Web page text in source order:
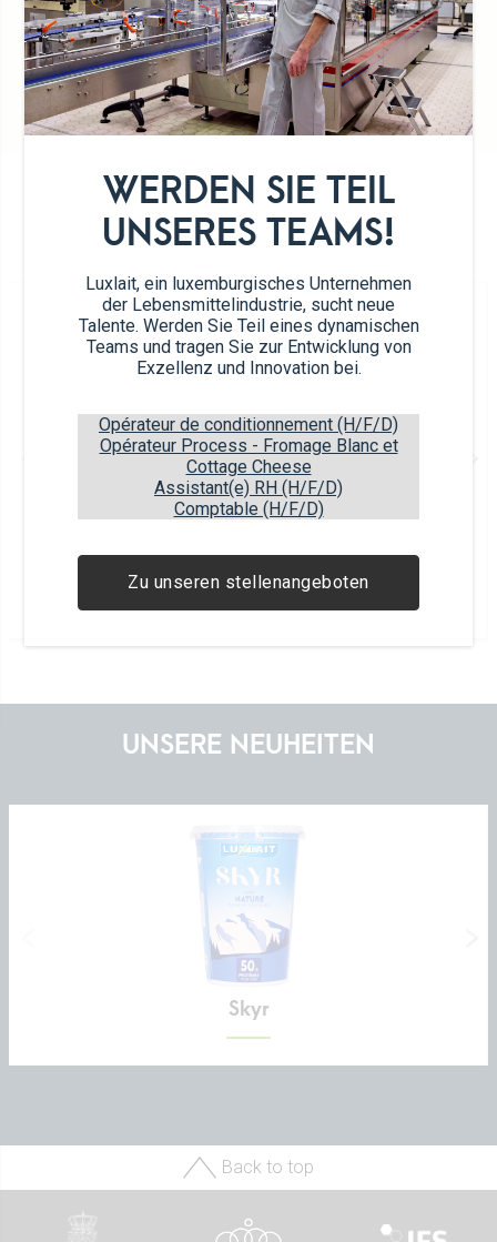
WERDEN SIE TEIL
UNSERES TEAMS!
Luxlait, ein luxemburgisches Unternehmen
der Lebensmittelindustrie, sucht neue
Talente. Werden Sie Teil eines dynamischen
Teams und tragen Sie zur Entwicklung von
Exzellenz und Innovation bei.
Opérateur de conditionnement (H/F/D)
Opérateur Process - Fromage Blanc et
Cottage Cheese
Assistant(e) RH (H/F/D)
Comptable (H/F/D)
Zu unseren stellenangeboten
Nationale Marke
UNSER SORTIMENT
Article nb.
52122 (x10)
"Rose" Butter 10 g
Kunststoffschale
5450168521223 5450168321229
UNSERE NEUHEITEN
Skyr
Back to top